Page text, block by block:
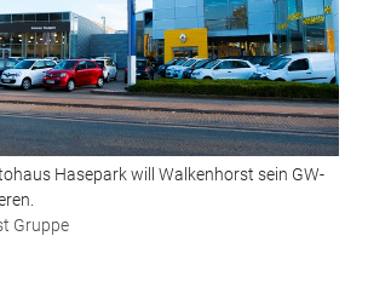
Hasepark will Walkenhorst sein GW-
Gruppe